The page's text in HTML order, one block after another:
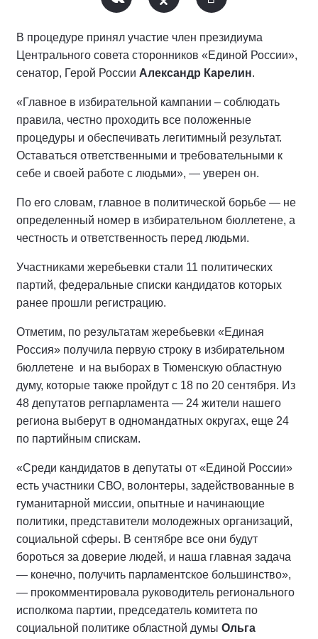
В процедуре принял участие член президиума
Центрального совета сторонников «Единой России»,
сенатор, Герой России Александр Карелин.
«Главное в избирательной кампании – соблюдать
правила, честно проходить все положенные
процедуры и обеспечивать легитимный результат.
Оставаться ответственными и требовательными к
себе и своей работе с людьми», — уверен он.
По его словам, главное в политической борьбе — не
определенный номер в избирательном бюллетене, а
честность и ответственность перед людьми.
Участниками жеребьевки стали 11 политических
партий, федеральные списки кандидатов которых
ранее прошли регистрацию.
Отметим, по результатам жеребьевки «Единая
Россия» получила первую строку в избирательном
бюллетене и на выборах в Тюменскую областную
думу, которые также пройдут с 18 по 20 сентября. Из
48 депутатов регпарламента — 24 жители нашего
региона выберут в одномандатных округах, еще 24
по партийным спискам.
«Среди кандидатов в депутаты от «Единой России»
есть участники СВО, волонтеры, задействованные в
гуманитарной миссии, опытные и начинающие
политики, представители молодежных организаций,
социальной сферы. В сентябре все они будут
бороться за доверие людей, и наша главная задача
— конечно, получить парламентское большинство»,
— прокомментировала руководитель регионального
исполкома партии, председатель комитета по
социальной политике областной думы Ольга